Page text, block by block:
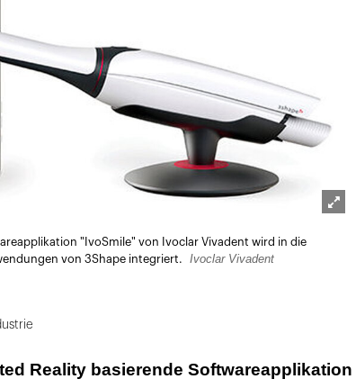
"IvoSmile" von Ivoclar Vivadent wird in die
von 3Shape integriert.
Ivoclar Vivadent
Reality basierende Softwareapplikation